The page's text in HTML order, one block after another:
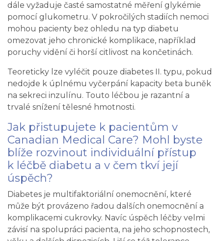
dále vyžaduje časté samostatné měření glykémie
pomocí glukometru. V pokročilých stadiích nemoci
mohou pacienty bez ohledu na typ diabetu
omezovat jeho chronické komplikace, například
poruchy vidění či horší citlivost na končetinách.
Teoreticky lze vyléčit pouze diabetes II. typu, pokud
nedojde k úplnému vyčerpání kapacity beta buněk
na sekreci inzulínu. Touto léčbou je razantní a
trvalé snížení tělesné hmotnosti.
Jak přistupujete k pacientům v
Canadian Medical Care? Mohl byste
blíže rozvinout individuální přístup
k léčbě diabetu a v čem tkví její
úspěch?
Diabetes je multifaktoriální onemocnění, které
může být provázeno řadou dalších onemocnění a
komplikacemi cukrovky. Navíc úspěch léčby velmi
závisí na spolupráci pacienta, na jeho schopnostech,